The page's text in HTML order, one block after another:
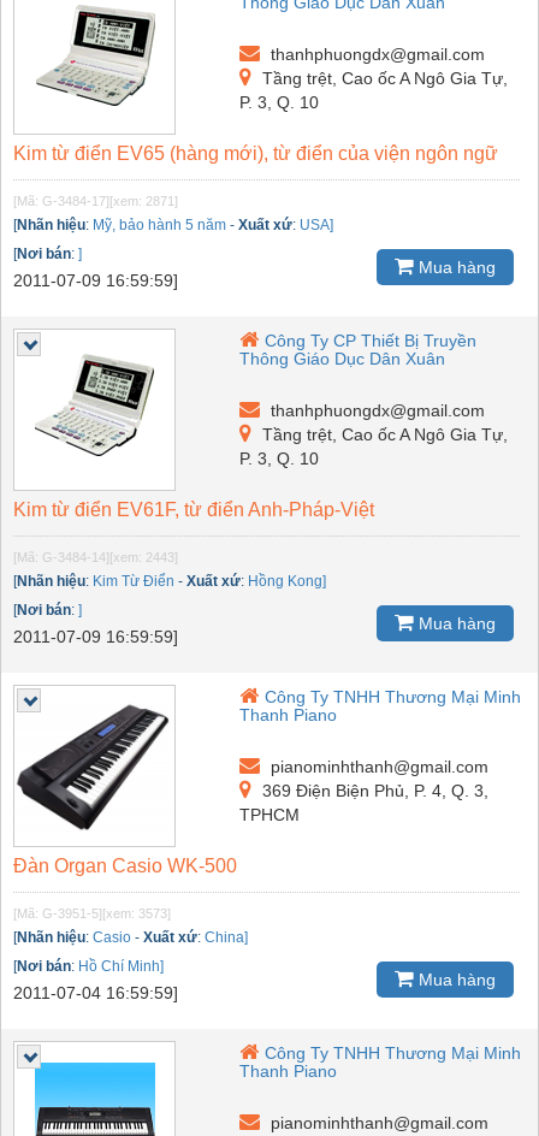
thanhphuongdx@gmail.com
Tầng trệt, Cao ốc A Ngô Gia Tự,
P. 3, Q. 10
Kim từ điển EV65 (hàng mới), từ điển của viện ngôn ngữ
[Mã: G-3484-17] [xem: 2871]
[Nhãn hiệu: Mỹ, bảo hành 5 năm - Xuất xứ: USA]
[Nơi bán: ]
2011-07-09 16:59:59]
Mua hàng
Công Ty CP Thiết Bị Truyền
Thông Giáo Dục Dân Xuân
thanhphuongdx@gmail.com
Tầng trệt, Cao ốc A Ngô Gia Tự,
P. 3, Q. 10
Kim từ điển EV61F, từ điển Anh-Pháp-Việt
[Mã: G-3484-14] [xem: 2443]
[Nhãn hiệu: Kim Từ Điển - Xuất xứ: Hồng Kong]
[Nơi bán: ]
2011-07-09 16:59:59]
Mua hàng
Công Ty TNHH Thương Mại Minh
Thanh Piano
pianominhthanh@gmail.com
369 Điện Biện Phủ, P. 4, Q. 3,
TPHCM
Đàn Organ Casio WK-500
[Mã: G-3951-5] [xem: 3573]
[Nhãn hiệu: Casio - Xuất xứ: China]
[Nơi bán: Hồ Chí Minh]
2011-07-04 16:59:59]
Mua hàng
Công Ty TNHH Thương Mại Minh
Thanh Piano
pianominhthanh@gmail.com